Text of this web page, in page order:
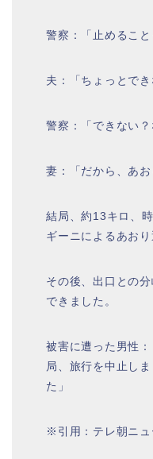
警察：「止めること
夫：「ちょっとでき
警察：「できない？
妻：「だから、あお
結局、約13キロ、
ギーニによるあお
その後、出口との
できました。
被害に遭った男性
局、旅行を中止し
た」
※引用：テレ朝ニュ